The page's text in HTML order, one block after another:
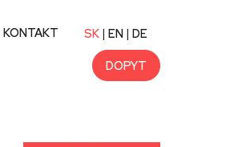
KONTAKT SK | EN | DE
DOPYT